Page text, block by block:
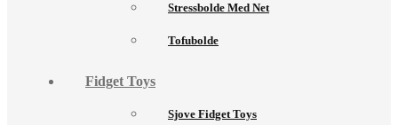
Stressbolde Med Net
Tofubolde
Fidget Toys
Sjove Fidget Toys